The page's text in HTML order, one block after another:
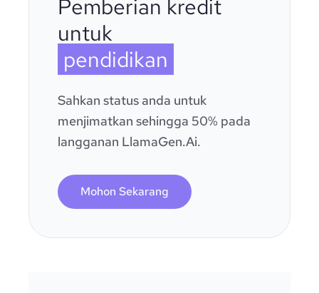
Pemberian kredit
untuk
pendidikan
Sahkan status anda untuk
menjimatkan sehingga 50% pada
langganan LlamaGen.Ai.
Mohon Sekarang